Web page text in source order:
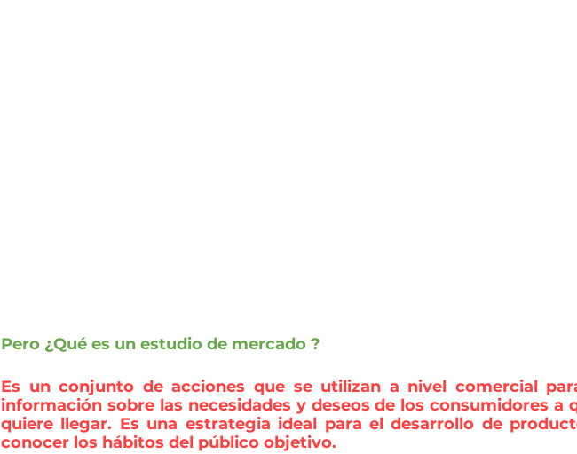
Pero ¿Qué es un estudio de mercado ?
Es un conjunto de acciones que se utilizan a nivel comercial
información sobre las necesidades y deseos de los consumidores a
quiere llegar. Es una estrategia ideal para el desarrollo de
conocer los hábitos del público objetivo.